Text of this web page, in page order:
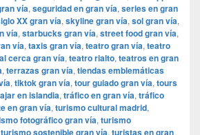
vía, seguridad en gran vía, series en gran
XX gran vía, skyline gran vía, sol gran vía,
vía, starbucks gran vía, street food gran vía,
vía, taxis gran vía, teatro gran vía, teatro
cerca gran vía, teatro rialto, teatros en gran
, terrazas gran vía, tiendas emblemáticas
, tiktok gran vía, tour guiado gran vía, tours
en islandia, tráfico en gran vía, tráfico
en gran vía, turismo cultural madrid,
fotográfico gran vía, turismo
turismo sostenible gran vía, turistas en gran